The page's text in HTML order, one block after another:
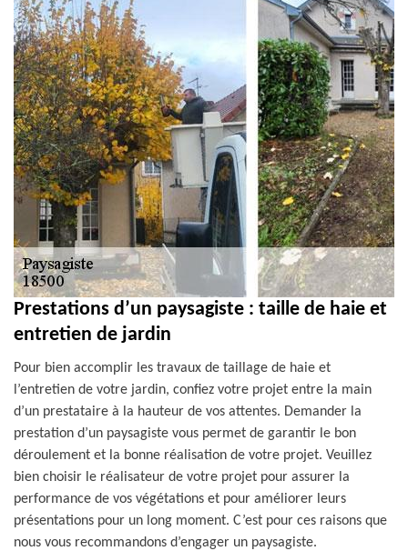
Prestations d’un paysagiste : taille de haie et
entretien de jardin
Pour bien accomplir les travaux de taillage de haie et
l’entretien de votre jardin, confiez votre projet entre la main
d’un prestataire à la hauteur de vos attentes. Demander la
prestation d’un paysagiste vous permet de garantir le bon
déroulement et la bonne réalisation de votre projet. Veuillez
bien choisir le réalisateur de votre projet pour assurer la
performance de vos végétations et pour améliorer leurs
présentations pour un long moment. C’est pour ces raisons que
nous vous recommandons d’engager un paysagiste.